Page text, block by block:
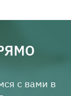
с вами в